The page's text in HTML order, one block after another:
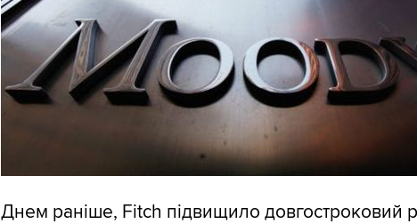
Днем раніше, Fitch підвищило довгостроковий